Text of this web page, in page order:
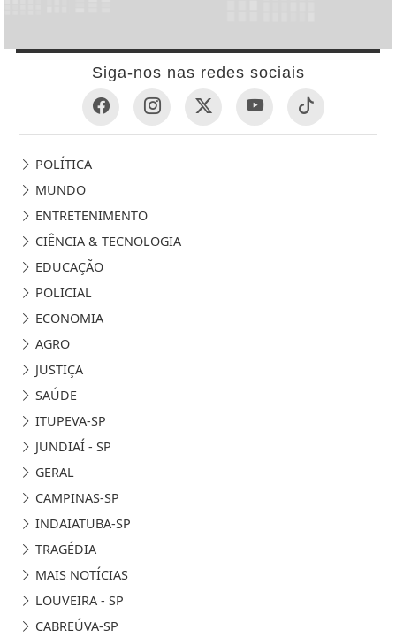
Siga-nos nas redes sociais
POLÍTICA
MUNDO
ENTRETENIMENTO
CIÊNCIA & TECNOLOGIA
EDUCAÇÃO
POLICIAL
ECONOMIA
AGRO
JUSTIÇA
SAÚDE
ITUPEVA-SP
JUNDIAÍ - SP
GERAL
CAMPINAS-SP
INDAIATUBA-SP
TRAGÉDIA
MAIS NOTÍCIAS
LOUVEIRA - SP
CABREÚVA-SP